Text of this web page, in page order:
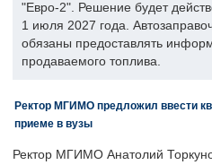
"Евро-2". Решение будет
1 июля 2027 года.
обязаны предоставлять
продаваемого топлива.
Ректор МГИМО предложил ввести
приеме в вузы
Ректор МГИМО Анатолий